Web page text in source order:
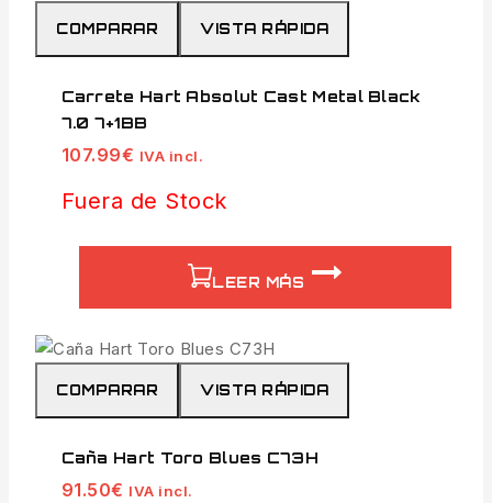
COMPARAR VISTA RÁPIDA
Carrete Hart Absolut Cast Metal Black
7.0 7+1BB
107.99€ IVA incl.
Fuera de Stock
LEER MÁS
COMPARAR VISTA RÁPIDA
Caña Hart Toro Blues C73H
91.50€ IVA incl.